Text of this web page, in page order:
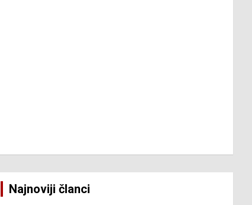
Najnoviji članci